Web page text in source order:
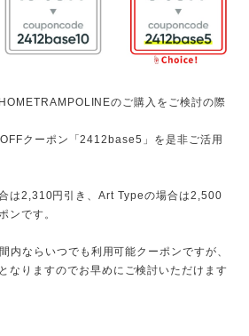
のご購入をご検討の際
クーポン「2412base5」を是非ご活用
は2,310円引き、Art Typeの場合は2,500
ンです。
内ならいつでも利用可能クーポンですが、
なりますのでお早めにご検討いただけます